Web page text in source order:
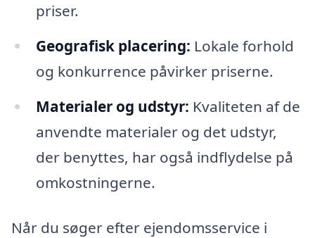
priser.
Geografisk placering: Lokale forhold
og konkurrence påvirker priserne.
Materialer og udstyr: Kvaliteten af de
anvendte materialer og det udstyr,
der benyttes, har også indflydelse på
omkostningerne.
Når du søger efter ejendomsservice i